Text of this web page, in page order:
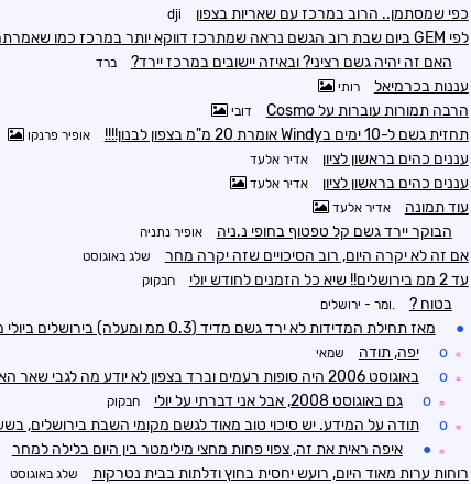
כפי שמסתמן.. הרוב במרכז עם שאריות בצפון dji
לפי GEM ביום שבת רוב הגשם נראה שמתרכז דווקא יותר במרכז כמו שאמרתם
האם זה יהיה גשם רציני? ובאיזה יישובים במרכז יירד? ברד
עננות בכרמיאל רותי
הרבה תמורות עוברות על Cosmo דובי
תחזית גשם ל-10 ימים בWindy אומרת 20 מ"מ בצפון לבנון!!!! אופיר פרנקו
עננים כהים בראשון לציון אדיר אלעד
עננים כהים בראשון לציון אדיר אלעד
עוד תמונה אדיר אלעד
הבוקר יירד גשם קל טפטוף בחופי נ.ניה אופיר נתניה
אם זה לא יקרה היום, רוב הסיכויים שזה יקרה מחר שלג באוגוסט
עד 2 ממ בירושלים!! שיא כל הזמנים לחודש יולי חבקוק
בטוח ? .ומר - ירושלים
● מאז תחילת המדידות לא ירד גשם מדיד (0.3 ממ ומעלה) בירושלים ביולי מעולם
☼
o יפה, תודה שמאי
☼
o באוגוסט 2006 היה סופות רעמים וברד בצפון לא יודע מה לגבי שאר האיזורים
☼
o גם באוגוסט 2008, אבל אני דברתי על יולי חבקוק
☼
o תודה על המידע. יש סיכוי טוב מאוד לגשם מקומי השבת בירושלים,
☼
● איפה ראית את זה, צפוי פחות מחצי מילימטר בין היום בלילה למחר
רוחות ערות מאוד היום, רועש יחסית בחוץ ודלתות בבית נטרקות שלג באוגוסט